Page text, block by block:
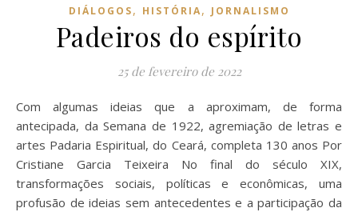
DIÁLOGOS, HISTÓRIA, JORNALISMO
Padeiros do espírito
25 de fevereiro de 2022
Com algumas ideias que a aproximam, de forma
antecipada, da Semana de 1922, agremiação de letras e
artes Padaria Espiritual, do Ceará, completa 130 anos Por
Cristiane Garcia Teixeira No final do século XIX,
transformações sociais, políticas e econômicas, uma
profusão de ideias sem antecedentes e a participação da